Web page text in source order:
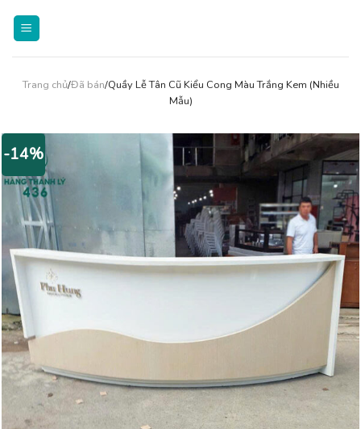
Trang chủ/Đã bán/Quầy Lễ Tân Cũ Kiểu Cong Màu Trắng Kem (Nhiều
Mẫu)
-14%